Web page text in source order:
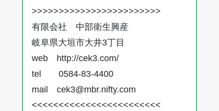
>>>>>>>>>>>>>>>>>>>>>>>>
有限会社 中部衛生興産
岐阜県大垣市大井3丁目
web
http://cek3.com/
tel 0584-83-4400
mail cek3@mbr.nifty.com
<<<<<<<<<<<<<<<<<<<<<<<<